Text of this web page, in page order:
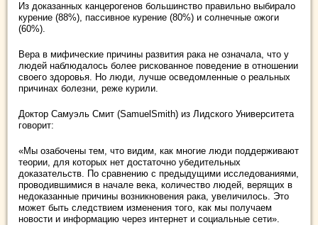
Из доказанных канцерогенов большинство правильно выбирало
курение (88%), пассивное курение (80%) и солнечные ожоги
(60%).
Вера в мифические причины развития рака не означала, что у
людей наблюдалось более рискованное поведение в отношении
своего здоровья. Но люди, лучше осведомленные о реальных
причинах болезни, реже курили.
Доктор Самуэль Смит (SamuelSmith) из Лидского Университета
говорит:
«Мы озабочены тем, что видим, как многие люди поддерживают
теории, для которых нет достаточно убедительных
доказательств. По сравнению с предыдущими исследованиями,
проводившимися в начале века, количество людей, верящих в
недоказанные причины возникновения рака, увеличилось. Это
может быть следствием изменения того, как мы получаем
новости и информацию через интернет и социальные сети».